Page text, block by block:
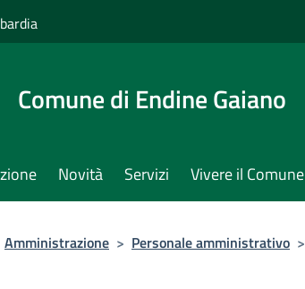
Comune di Endine Gaiano
Novità Servizi Vivere il Comune
Amministrazione > Personale amministrativo >